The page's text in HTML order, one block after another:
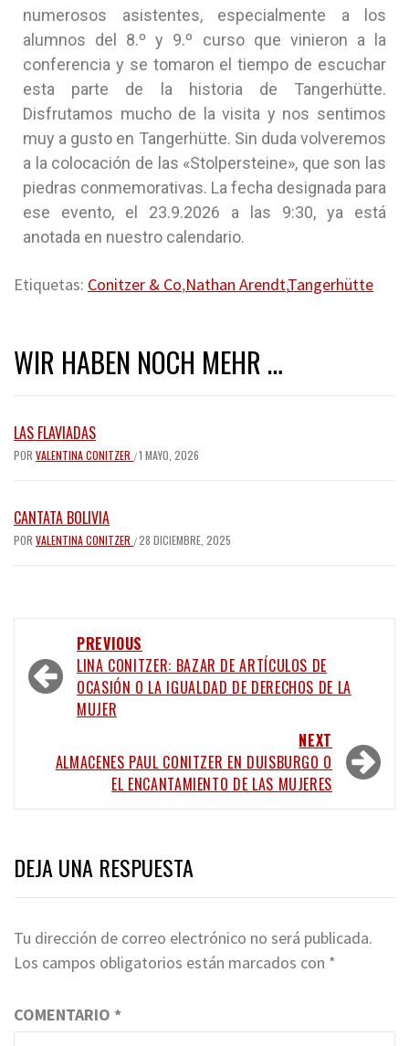
numerosos asistentes, especialmente a los
alumnos del 8.º y 9.º curso que vinieron a la
conferencia y se tomaron el tiempo de escuchar
esta parte de la historia de Tangerhütte.
Disfrutamos mucho de la visita y nos sentimos
muy a gusto en Tangerhütte. Sin duda volveremos
a la colocación de las «Stolpersteine», que son las
piedras conmemorativas. La fecha designada para
ese evento, el 23.9.2026 a las 9:30, ya está
anotada en nuestro calendario.
Etiquetas: Conitzer & Co,Nathan Arendt,Tangerhütte
WIR HABEN NOCH MEHR …
LAS FLAVIADAS
POR VALENTINA CONITZER /1 MAYO, 2026
CANTATA BOLIVIA
POR VALENTINA CONITZER /28 DICIEMBRE, 2025
PREVIOUS
LINA CONITZER: BAZAR DE ARTÍCULOS DE
OCASIÓN O LA IGUALDAD DE DERECHOS DE LA
MUJER
NEXT
ALMACENES PAUL CONITZER EN DUISBURGO O
EL ENCANTAMIENTO DE LAS MUJERES
DEJA UNA RESPUESTA
Tu dirección de correo electrónico no será publicada.
Los campos obligatorios están marcados con *
COMENTARIO *